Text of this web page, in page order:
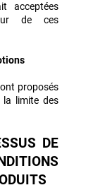
acceptées
de ces
proposés
limite des
DE